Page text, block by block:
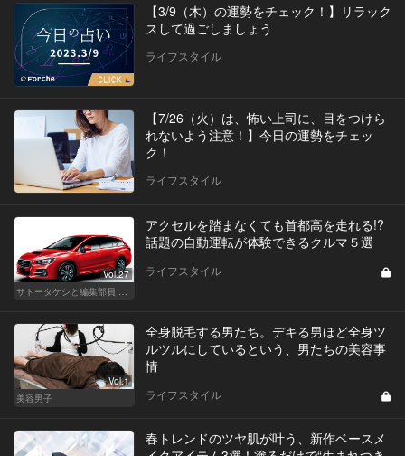
【3/9（木）の運勢をチェック！】リラック
スして過ごしましょう
ライフスタイル
【7/26（火）は、怖い上司に、目をつけら
れないよう注意！】今日の運勢をチェッ
ク！
ライフスタイル
Vol.27
サトータケシと編集部員 船山の"CAR GENTSへの道"
アクセルを踏まなくても首都高を走れる!?
話題の自動運転が体験できるクルマ５選
ライフスタイル
Vol.1
美容男子
全身脱毛する男たち。デキる男ほど全身ツ
ルツルにしているという、男たちの美容事
情
ライフスタイル
春トレンドのツヤ肌が叶う、新作ベースメ